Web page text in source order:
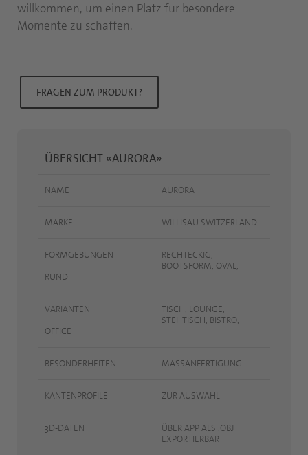
willkommen, um einen Platz für besondere
Momente zu schaffen.
FRAGEN ZUM PRODUKT?
ÜBERSICHT «AURORA»
NAME AURORA
MARKE WILLISAU SWITZERLAND
FORMGEBUNGEN
RECHTECKIG,
BOOTSFORM, OVAL,
RUND
VARIANTEN
TISCH, LOUNGE,
STEHTISCH, BISTRO,
OFFICE
BESONDERHEITEN MASSANFERTIGUNG
KANTENPROFILE ZUR AUSWAHL
3D-DATEN
ÜBER APP ALS .OBJ
EXPORTIERBAR